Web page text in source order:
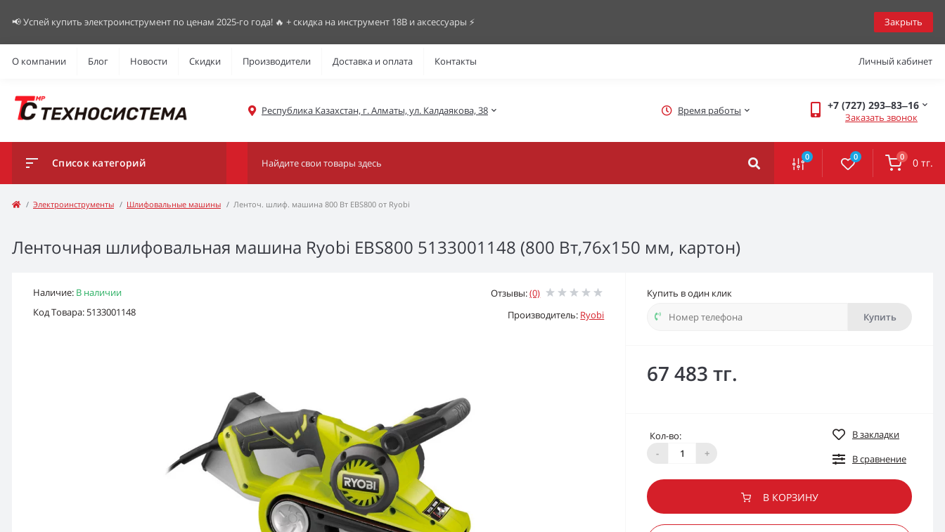
📢 Успей купить электроинструмент по ценам 2025-го года! 🔥 + скидка на инструмент 18В и аксессуары ⚡️ Закрыть
О компании Блог Новости Скидки Производители Доставка и оплата Контакты Личный кабинет
Республика Казахстан, г. Алматы, ул. Калдаякова, 38 Время работы +7 (727) 293‒83‒16
Заказать звонок
Список категорий 0 0 0 0 тг.
Электроинструменты Шлифовальные машины Ленточ. шлиф. машина 800 Вт EBS800 от Ryobi
Ленточная шлифовальная машина Ryobi EBS800 5133001148 (800 Вт,76x150 мм, картон)
Наличие: В наличии
Код Товара: 5133001148
Отзывы:(0)
Производитель: Ryobi
Купить в один клик
Купить
67 483 тг.
Кол-во:
-
+
В закладки
В сравнение
В КОРЗИНУ